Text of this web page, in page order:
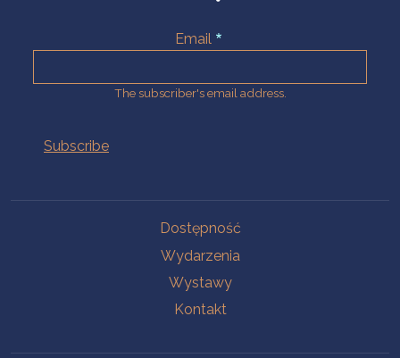
Email
The subscriber's email address.
Dostępność
Wydarzenia
Wystawy
Kontakt